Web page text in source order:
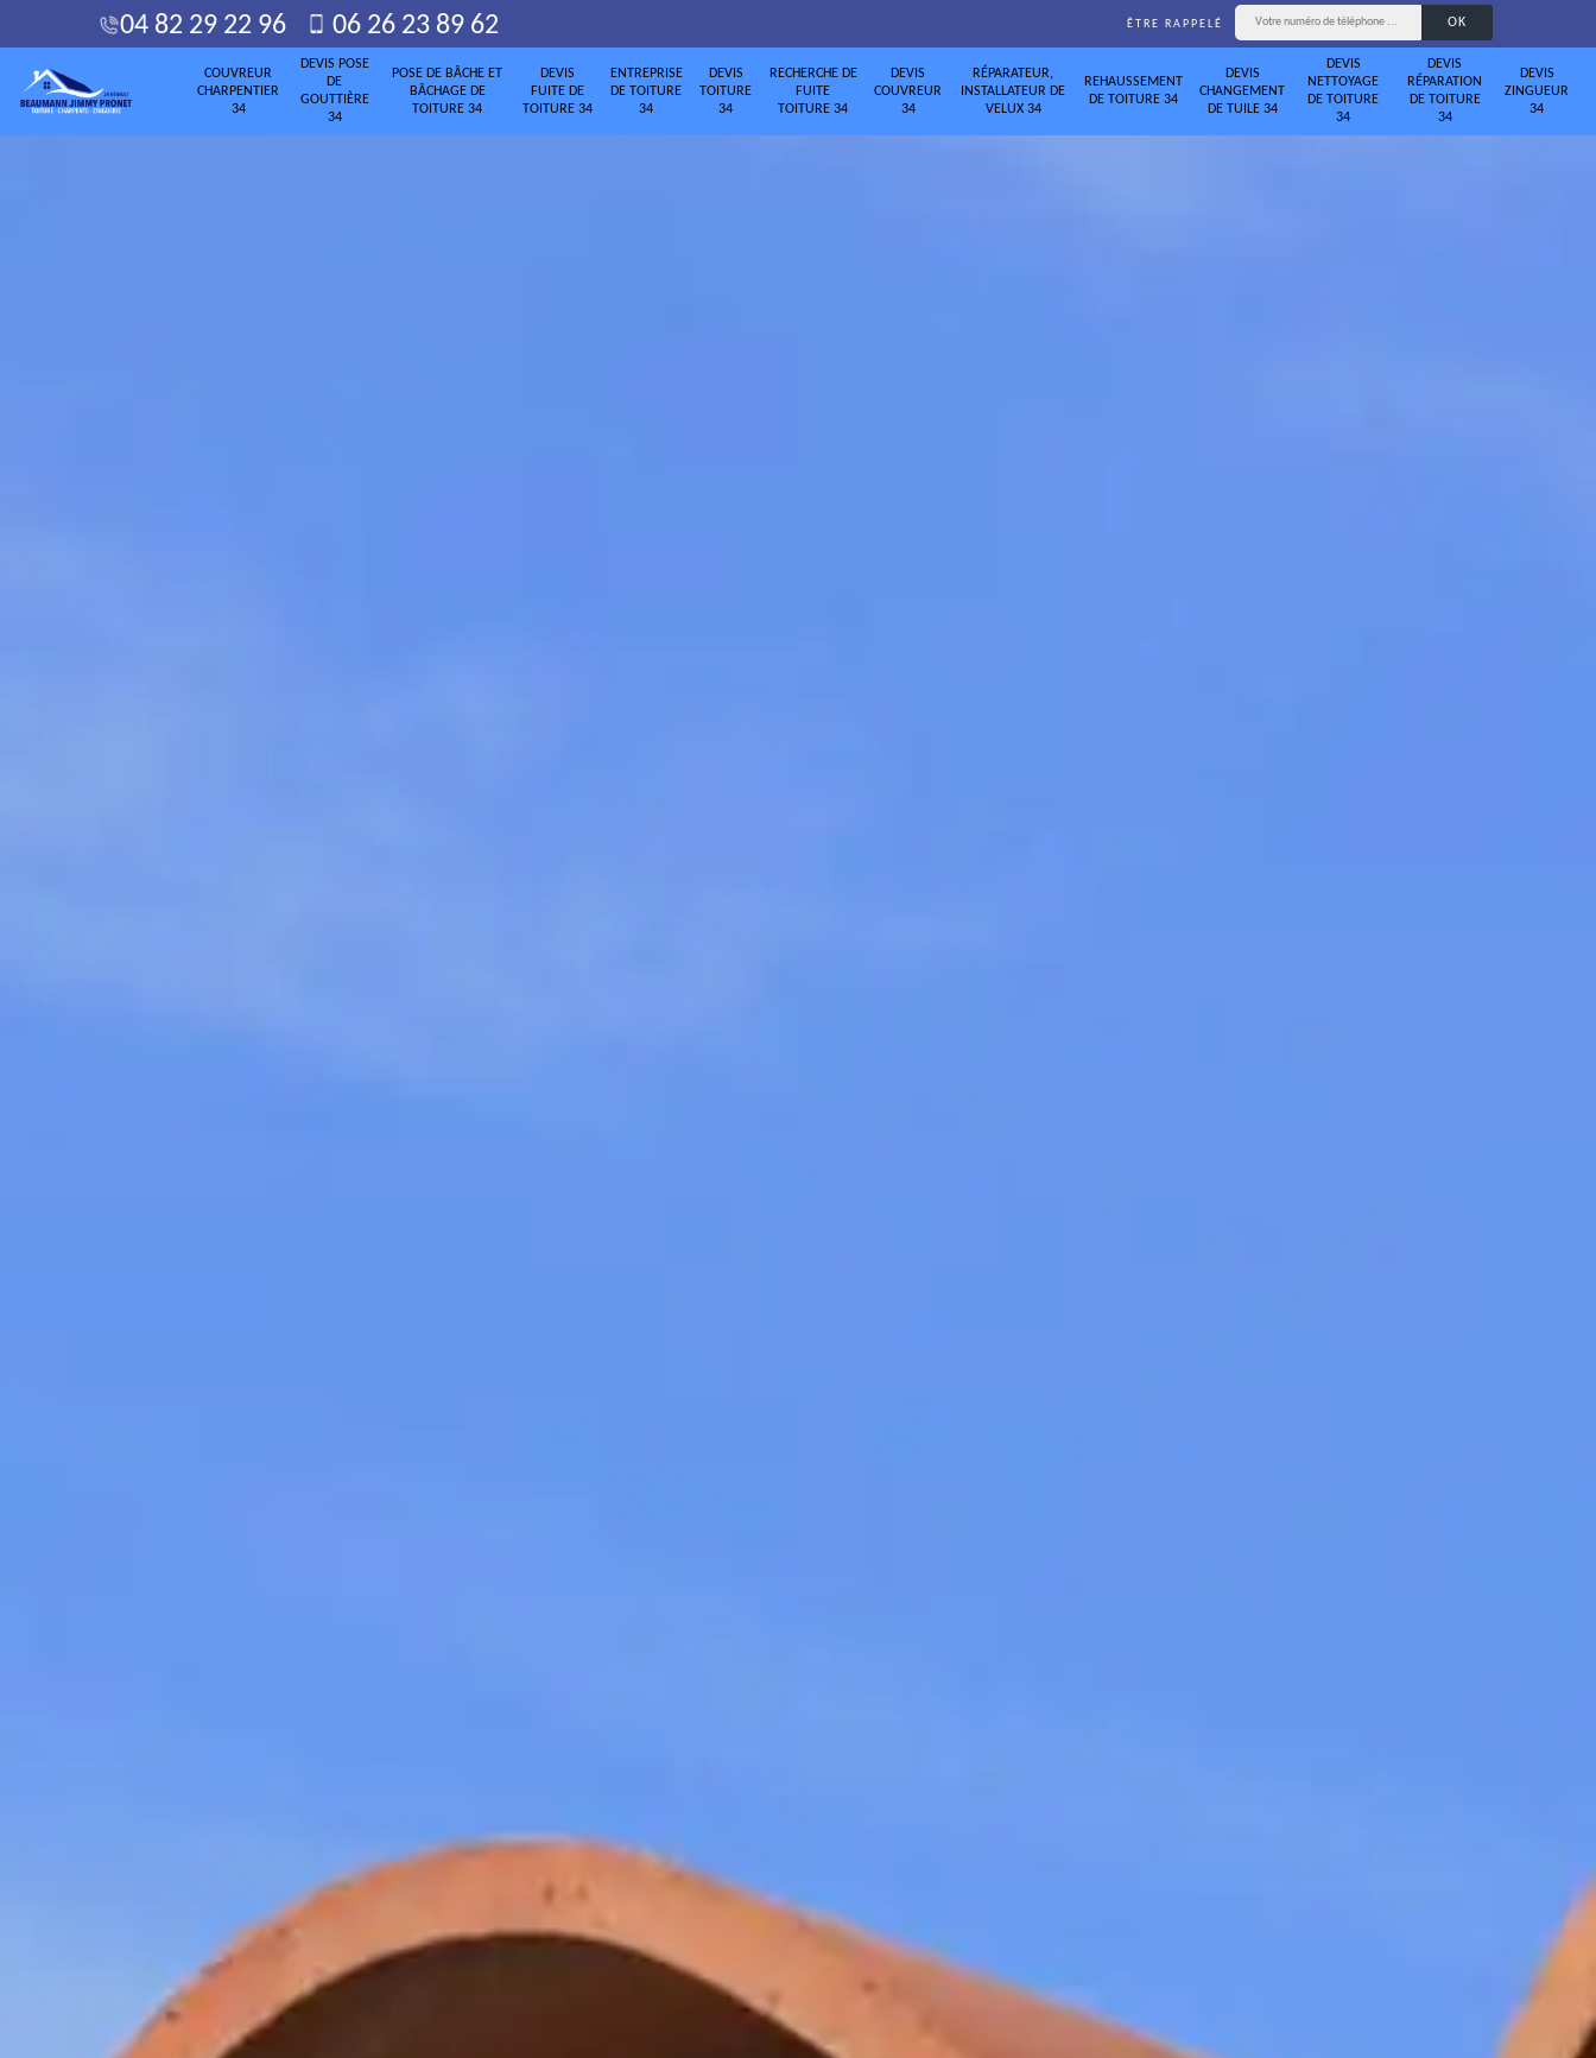
04 82 29 22 96 06 26 23 89 62 ÊTRE RAPPELÉ
COUVREUR
CHARPENTIER
34
DEVIS POSE
DE
GOUTTIÈRE
34
POSE DE BÂCHE ET
BÂCHAGE DE
TOITURE 34
DEVIS
FUITE DE
TOITURE 34
ENTREPRISE
DE TOITURE
34
DEVIS
TOITURE
34
RECHERCHE DE
FUITE
TOITURE 34
DEVIS
COUVREUR
34
RÉPARATEUR,
INSTALLATEUR DE
VELUX 34
REHAUSSEMENT
DE TOITURE 34
DEVIS
CHANGEMENT
DE TUILE 34
DEVIS
NETTOYAGE
DE TOITURE
34
DEVIS
RÉPARATION
DE TOITURE
34
DEVIS
ZINGUEUR
34